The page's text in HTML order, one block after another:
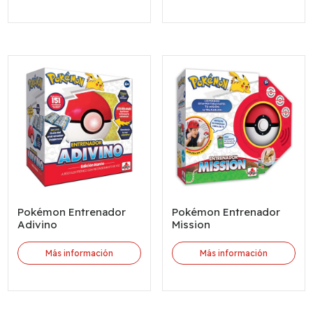
Pokémon Entrenador
Adivino
Más información
Pokémon Entrenador
Mission
Más información